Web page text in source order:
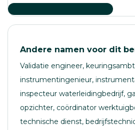
Andere namen voor dit
Validatie engineer,
instrumentingenieur,
inspecteur waterleidingbedrijf,
opzichter, coördinator
technische dienst,